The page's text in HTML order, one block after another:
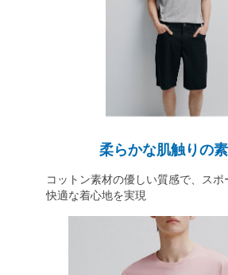
柔らかな肌触りの
コットン素材の優しい質感で、スポ
快適な着心地を実現